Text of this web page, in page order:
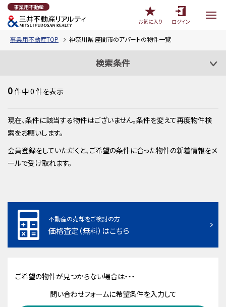
事業用不動産
お気に入り
ログイン
事業用不動産TOP 神奈川県 座間市のアパートの物件一覧
検索条件
0 件中0 件を表示
現在、条件に該当する物件はございません。条件を変えて再度物件検
索をお願いします。
会員登録をしていただくと、ご希望の条件に合った物件の新着情報をメ
ールで受け取れます。
不動産の売却をご検討の方
価格査定（無料）はこちら
ご希望の物件が見つからない場合は・・・
問い合わせフォームに希望条件を入力して